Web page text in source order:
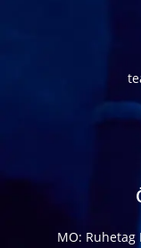
MO: Ruhetag